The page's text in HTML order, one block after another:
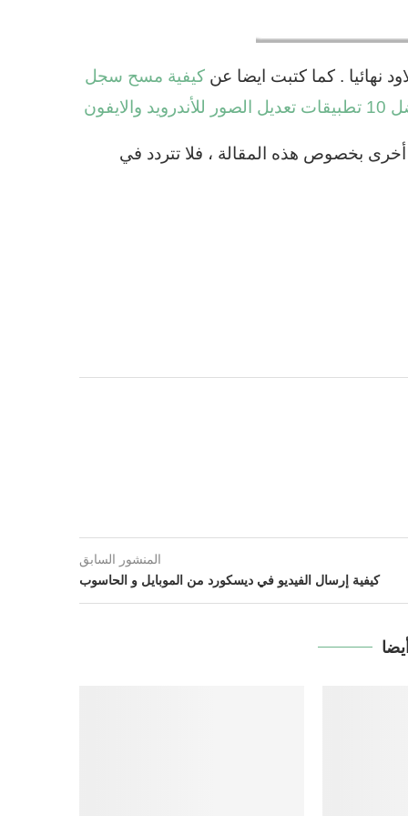
نهائيا . كما كتبت ايضا عنكيفية مسح سجل
والايفون
بخصوص هذه المقالة ، فلا تتردد في
المنشور السابق
كيفية إرسال الفيديو في ديسكورد من الموبايل و الحاسوب